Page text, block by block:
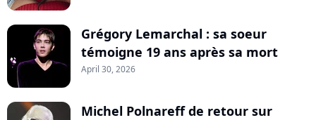
Grégory Lemarchal : sa soeur
témoigne 19 ans après sa mort
April 30, 2026
Michel Polnareff de retour sur